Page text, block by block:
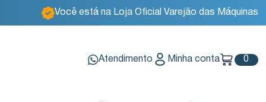
Você está na Loja Oficial Varejão das Máquinas
Atendimento Minha conta 0